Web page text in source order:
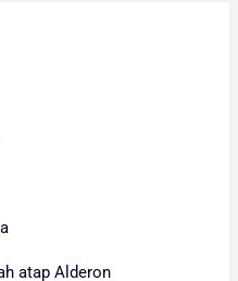
atap Alderon